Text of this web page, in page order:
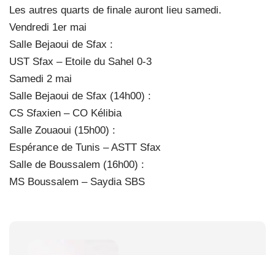
Les autres quarts de finale auront lieu samedi.
Vendredi 1er mai
Salle Bejaoui de Sfax :
UST Sfax – Etoile du Sahel 0-3
Samedi 2 mai
Salle Bejaoui de Sfax (14h00) :
CS Sfaxien – CO Kélibia
Salle Zouaoui (15h00) :
Espérance de Tunis – ASTT Sfax
Salle de Boussalem (16h00) :
MS Boussalem – Saydia SBS